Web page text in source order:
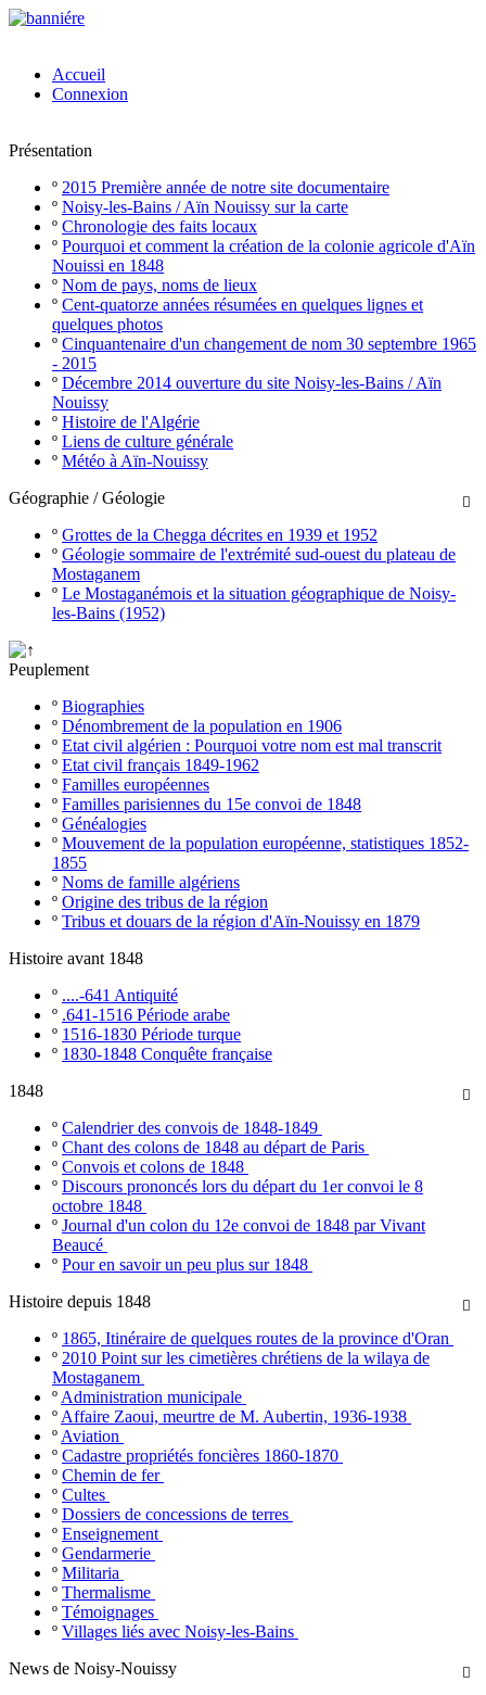
Accueil
Connexion
Présentation
º 2015 Première année de notre site documentaire
º Noisy-les-Bains / Aïn Nouissy sur la carte
º Chronologie des faits locaux
º Pourquoi et comment la création de la colonie agricole d'Aïn
Nouissi en 1848
º Nom de pays, noms de lieux
º Cent-quatorze années résumées en quelques lignes et
quelques photos
º Cinquantenaire d'un changement de nom 30 septembre 1965
- 2015
º Décembre 2014 ouverture du site Noisy-les-Bains / Aïn
Nouissy
º Histoire de l'Algérie
º Liens de culture générale
º Météo à Aïn-Nouissy

Géographie / Géologie
º Grottes de la Chegga décrites en 1939 et 1952
º Géologie sommaire de l'extrémité sud-ouest du plateau de
Mostaganem
º Le Mostaganémois et la situation géographique de Noisy-
les-Bains (1952)
Peuplement
º Biographies
º Dénombrement de la population en 1906
º Etat civil algérien : Pourquoi votre nom est mal transcrit
º Etat civil français 1849-1962
º Familles européennes
º Familles parisiennes du 15e convoi de 1848
º Généalogies
º Mouvement de la population européenne, statistiques 1852-
1855
º Noms de famille algériens
º Origine des tribus de la région
º Tribus et douars de la région d'Aïn-Nouissy en 1879
Histoire avant 1848
º ....-641 Antiquité
º .641-1516 Période arabe
º 1516-1830 Période turque
º 1830-1848 Conquête française

1848
º Calendrier des convois de 1848-1849
º Chant des colons de 1848 au départ de Paris
º Convois et colons de 1848
º Discours prononcés lors du départ du 1er convoi le 8
octobre 1848
º Journal d'un colon du 12e convoi de 1848 par Vivant
Beaucé
º Pour en savoir un peu plus sur 1848

Histoire depuis 1848
º 1865, Itinéraire de quelques routes de la province d'Oran
º 2010 Point sur les cimetières chrétiens de la wilaya de
Mostaganem
º Administration municipale
º Affaire Zaoui, meurtre de M. Aubertin, 1936-1938
º Aviation
º Cadastre propriétés foncières 1860-1870
º Chemin de fer
º Cultes
º Dossiers de concessions de terres
º Enseignement
º Gendarmerie
º Militaria
º Thermalisme
º Témoignages
º Villages liés avec Noisy-les-Bains

News de Noisy-Nouissy